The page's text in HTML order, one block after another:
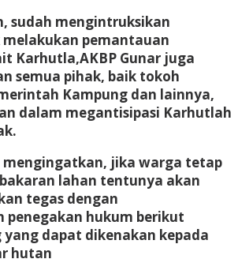
sudah mengintruksikan
pemantauan
Karhutla,AKBP Gunar juga
semua pihak, baik tokoh
Kampung dan lainnya,
dalam megantisipasi Karhutlah
mengingatkan, jika warga tetap
lahan tentunya akan
tegas dengan
penegakan hukum berikut
yang dapat dikenakan kepada
hutan